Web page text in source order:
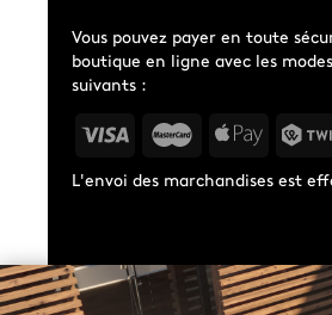
Vous pouvez payer en toute
boutique en ligne avec les
suivants :
L'envoi des marchandises est